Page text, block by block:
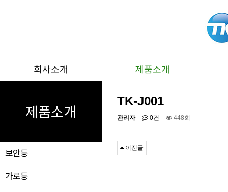
회사소개 제품소개
제품소개
보안등
가로등
TK-J001
관리자 0건 448회
이전글